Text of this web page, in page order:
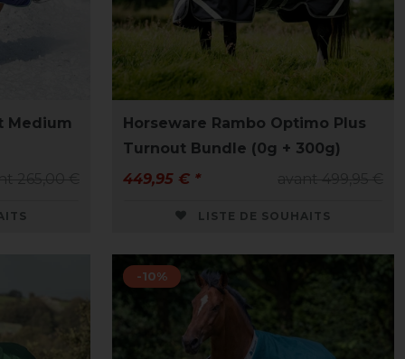
Medium
Horseware Rambo Optimo Plus
Turnout Bundle (0g + 300g)
449,95 € *
LISTE DE SOUHAITS
-10%